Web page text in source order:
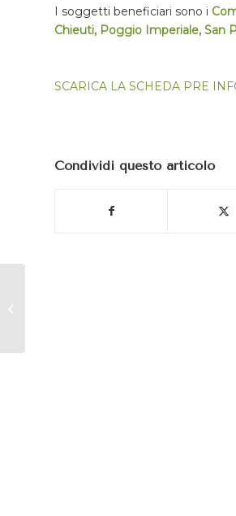
I soggetti beneficiari sono i
Chieuti, Poggio Imperiale, San
SCARICA LA SCHEDA PRE
Condividi questo articolo